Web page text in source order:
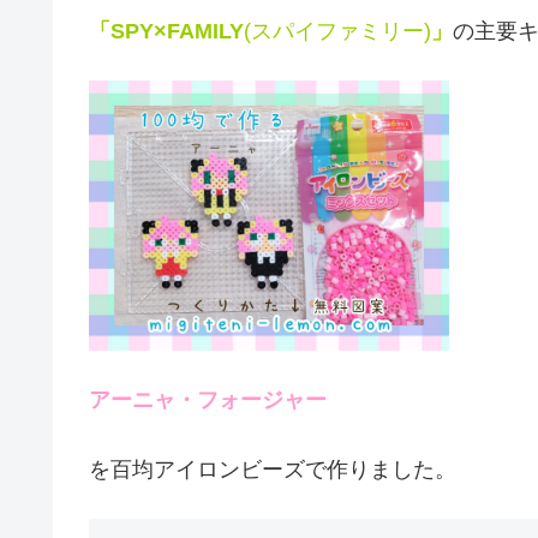
「SPY×FAMILY(スパイファミリー) 」 の主要
アーニャ・フォージャー
を百均アイロンビーズで作りました。